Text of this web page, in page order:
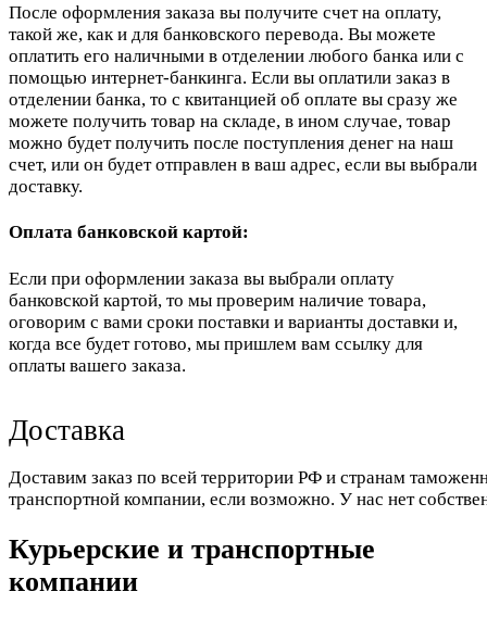
После оформления заказа вы получите счет на оплату,
такой же, как и для банковского перевода. Вы можете
оплатить его наличными в отделении любого банка или с
помощью интернет-банкинга. Если вы оплатили заказ в
отделении банка, то с квитанцией об оплате вы сразу же
можете получить товар на складе, в ином случае, товар
можно будет получить после поступления денег на наш
счет, или он будет отправлен в ваш адрес, если вы выбрали
доставку.
Оплата банковской картой:
Если при оформлении заказа вы выбрали оплату
банковской картой, то мы проверим наличие товара,
оговорим с вами сроки поставки и варианты доставки и,
когда все будет готово, мы пришлем вам ссылку для
оплаты вашего заказа.
Доставка
Доставим заказ по всей территории РФ и странам
транспортной компании, если возможно. У нас нет
Курьерские и транспортные
компании